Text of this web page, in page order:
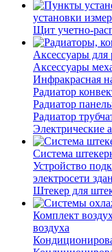
установки
Щит учетно-
Аксессуары для
Аксессуары
Инфракрасная
Радиатор
Радиатор
Радиатор
Электрические
Система
Устройство
электросети
Штекер для
Комплект
воздуха